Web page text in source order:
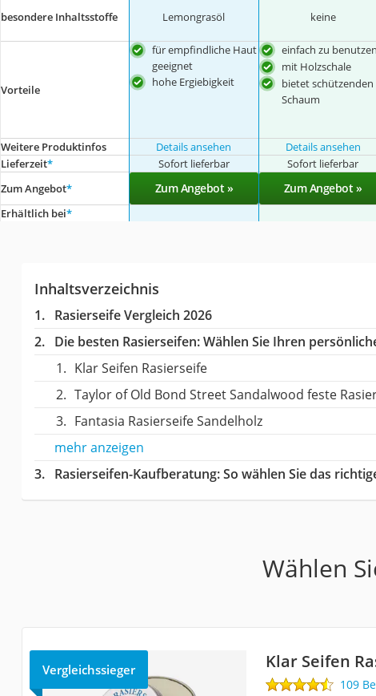
besondere Inhaltsstoffe Lemongrasöl keine
Vorteile
für empfindliche Haut
geeignet
hohe Ergiebigkeit
einfach zu benutzen
mit Holzschale
bietet schützenden
Schaum
Weitere Produktinfos Details ansehen Details ansehen
Lieferzeit* Sofort lieferbar Sofort lieferbar
Zum Angebot* Zum Angebot » Zum Angebot »
Erhältlich bei*
Inhaltsverzeichnis
Rasierseife Vergleich 2026
Die besten Rasierseifen:Wählen Sie Ihren
Klar Seifen Rasierseife
Taylor of Old Bond Street Sandalwood feste
Fantasia Rasierseife Sandelholz
mehr anzeigen
Rasierseifen-Kaufberatung: So wählen Sie das
Wählen
Vergleichssieger Klar Seifen
109